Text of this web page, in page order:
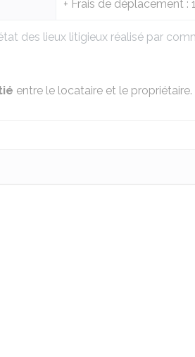
des lieux litigieux réalisé par
+ Frais de déplacement :
entre le locataire et le propriétaire.